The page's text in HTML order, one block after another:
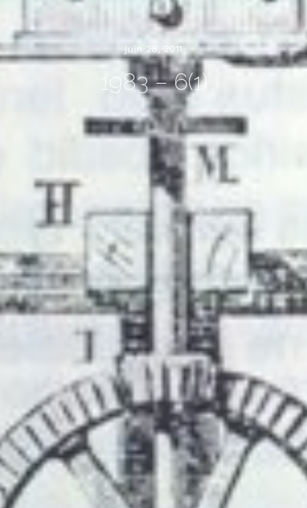
juin 28, 2011
1983 – 6(1)